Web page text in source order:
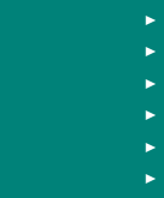
►
►
►
►
►
►